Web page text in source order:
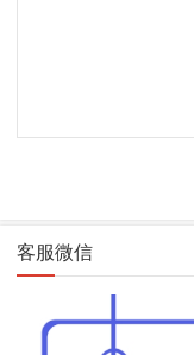
客服微信